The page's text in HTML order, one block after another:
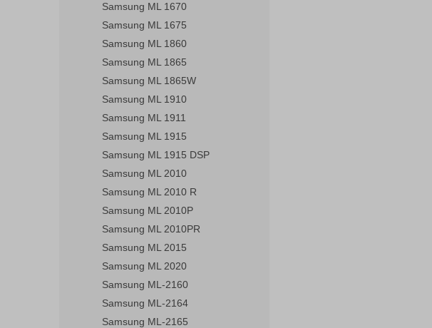
Samsung ML 1670
Samsung ML 1675
Samsung ML 1860
Samsung ML 1865
Samsung ML 1865W
Samsung ML 1910
Samsung ML 1911
Samsung ML 1915
Samsung ML 1915 DSP
Samsung ML 2010
Samsung ML 2010 R
Samsung ML 2010P
Samsung ML 2010PR
Samsung ML 2015
Samsung ML 2020
Samsung ML-2160
Samsung ML-2164
Samsung ML-2165